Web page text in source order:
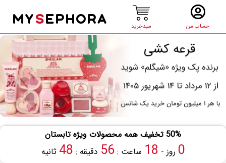
حساب من سبدخرید
MYSEPHORA
50% تخفیف همه محصولات ویژه تابستان
0 روز - 18 ساعت :56 دقیقه : 48 ثانیه